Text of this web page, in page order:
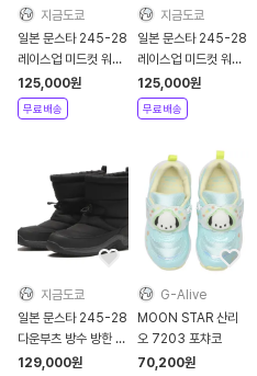
지금도쿄
일본 문스타 245-28
레이스업 미드컷 워킹
화 방수 브라운 SPLT
FGM103
125,000원
무료배송
지금도쿄
일본 문스타 245-28
레이스업 미드컷 워킹
화 방수 블랙 SPLT
FGM103
125,000원
무료배송
지금도쿄
일본 문스타 245-28
다운부츠 방수 방한 미
끄럼 방지 부츠 블랙
129,000원
G-Alive
MOON STAR 산리
오 7203 포챠코
70,200원